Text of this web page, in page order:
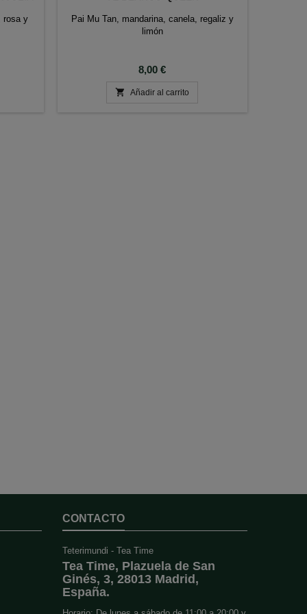
rosa y
Pai Mu Tan, mandarina, canela, regaliz y
limón
Precio
8,00 €
 Añadir al carrito
CONTACTO
Teterimundi - Tea Time
Tea Time, Plazuela de San
Ginés, 3, 28013 Madrid,
España.